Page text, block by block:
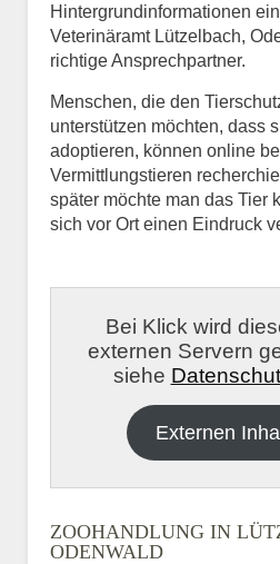
Hintergrundinformationen
Veterinäramt Lützelbach,
richtige Ansprechpartner.
Menschen, die den
unterstützen möchten, dass
adoptieren, können online
Vermittlungstieren
später möchte man das Tier
sich vor Ort einen Eindruck
Bei Klick wird
externen Servern
siehe
Externen
ZOOHANDLUNG IN
ODENWALD